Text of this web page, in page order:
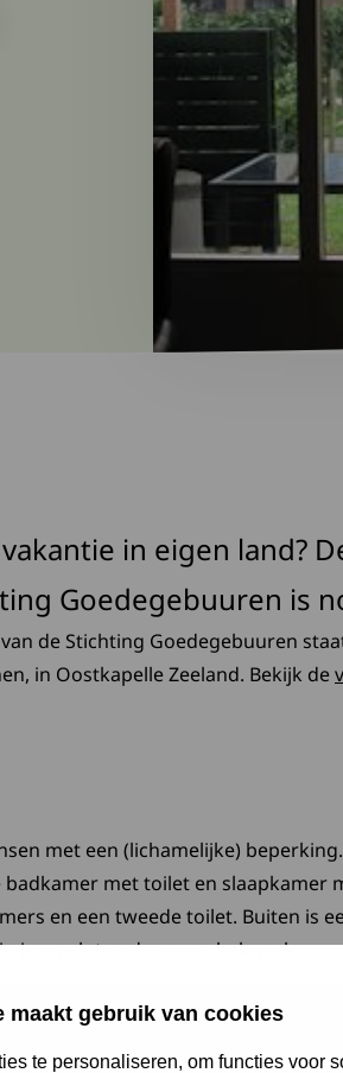
maakt gebruik van cookies
te personaliseren, om functies voor
in eigen land?
Goedegebuuren is
de Stichting Goedegebuuren
in Oostkapelle Zeeland. Bekijk de
met een (lichamelijke)
met toilet en slaapkamer
en een tweede toilet. Buiten is
is omsloten door een hekwerk.